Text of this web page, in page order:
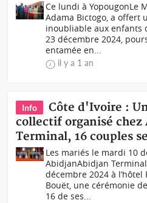
Ce lundi à YopougonLe
Adama Bictogo, a offert
inoubliable aux enfants
23 décembre 2024,
entamée en...
il y a 1 an
Info
Côte d'Ivoire :
collectif organisé chez
Terminal, 16 couples
Les mariés le mardi 10
AbidjanAbidjan
décembre 2024 à
Bouët, une cérémonie
16 de ses...